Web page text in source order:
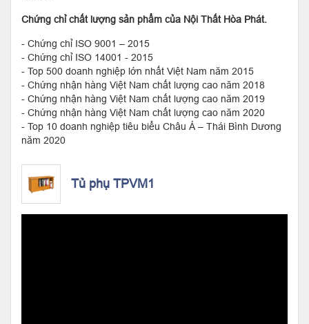
Chứng chỉ chất lượng sản phẩm của Nội Thất Hòa Phát.
- Chứng chỉ ISO 9001 – 2015
- Chứng chỉ ISO 14001 - 2015
- Top 500 doanh nghiệp lớn nhất Việt Nam năm 2015
- Chứng nhận hàng Việt Nam chất lượng cao năm 2018
- Chứng nhận hàng Việt Nam chất lượng cao năm 2019
- Chứng nhận hàng Việt Nam chất lượng cao năm 2020
- Top 10 doanh nghiệp tiêu biểu Châu Á – Thái Bình Dương
năm 2020
Tủ phụ TPVM1